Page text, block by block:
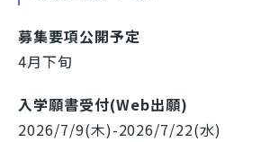
募集要項公開予定
4月下旬
入学願書受付(Web出願)
2026/7/9(木)-2026/7/22(水)